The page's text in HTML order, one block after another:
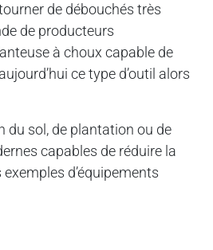
de débouchés très
de producteurs
à choux capable de
ce type d’outil alors
du sol, de plantation ou de
capables de réduire la
d’équipements